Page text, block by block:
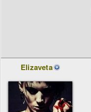
Elizaveta